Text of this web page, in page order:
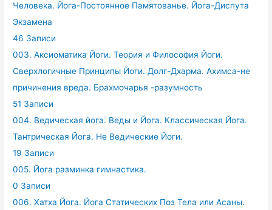
Человека. Йога-Постоянное Памятованье. Йога-Диспута
Экзамена
46 Записи
003. Аксиоматика Йоги. Теория и Философия Йоги.
Сверхлогичные Принципы Йоги. Долг-Дхарма. Ахимса-не
причинения вреда. Брахмочарья -разумность
51 Записи
004. Ведическая йога. Веды и Йога. Классическая Йога.
Тантрическая Йога. Не Ведические Йоги.
19 Записи
005. Йога разминка гимнастика.
0 Записи
006. Хатха Йога. Йога Статических Поз Тела или Асаны.